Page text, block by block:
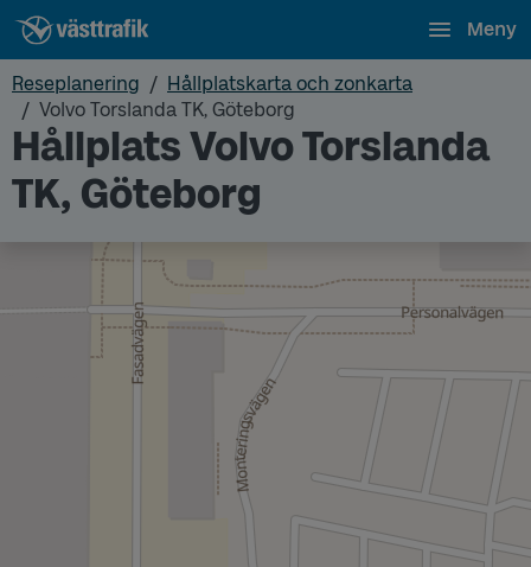
Meny
Reseplanering
Hållplatskarta och zonkarta
Volvo Torslanda TK, Göteborg
Hållplats Volvo Torslanda
TK, Göteborg